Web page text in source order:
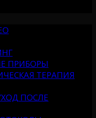
ПРИБОРЫ
ТЕРАПИЯ
ПОСЛЕ